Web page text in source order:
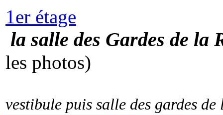
1er étage
la salle des
les photos)
vestibule puis salle des gardes